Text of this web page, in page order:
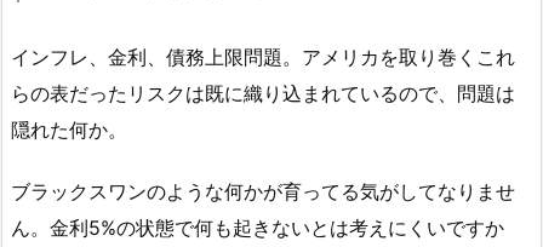
インフレ、金利、債務上限問題。アメリカを取り巻くこれ
らの表だったリスクは既に織り込まれているので、問題は
隠れた何か。
ブラックスワンのような何かが育ってる気がしてなりませ
ん。金利5%の状態で何も起きないとは考えにくいですか